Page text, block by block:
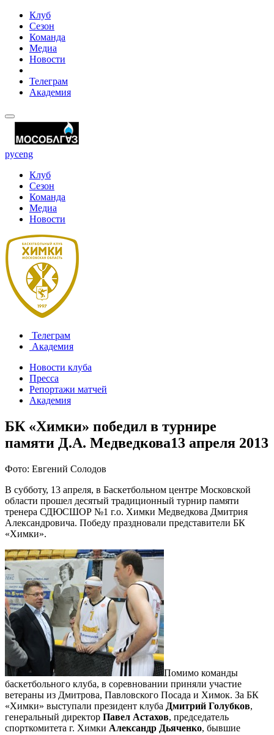
Клуб
Сезон
Команда
Медиа
Новости
Телеграм
Академия
русeng
Клуб
Сезон
Команда
Медиа
Новости
Телеграм
Академия
Новости клуба
Пресса
Репортажи матчей
Академия
БК «Химки» победил в турнире
памяти Д.А. Медведкова13 апреля 2013
Фото: Евгений Солодов
В субботу, 13 апреля, в Баскетбольном центре Московской
области прошел десятый традиционный турнир памяти
тренера СДЮСШОР №1 г.о. Химки Медведкова Дмитрия
Александровича. Победу праздновали представители БК
«Химки».
Помимо команды
баскетбольного клуба, в соревновании приняли участие
ветераны из Дмитрова, Павловского Посада и Химок. За БК
«Химки» выступали президент клуба Дмитрий Голубков,
генеральный директор Павел Астахов, председатель
спорткомитета г. Химки Александр Дьяченко, бывшие